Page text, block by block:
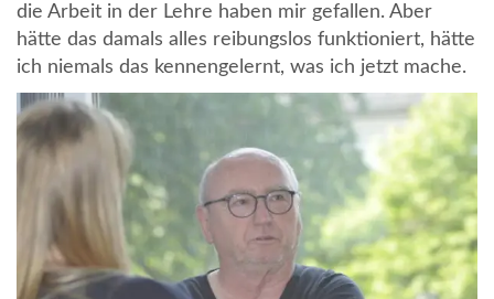
die Arbeit in der Lehre haben mir gefallen. Aber
hätte das damals alles reibungslos funktioniert, hätte
ich niemals das kennengelernt, was ich jetzt mache.